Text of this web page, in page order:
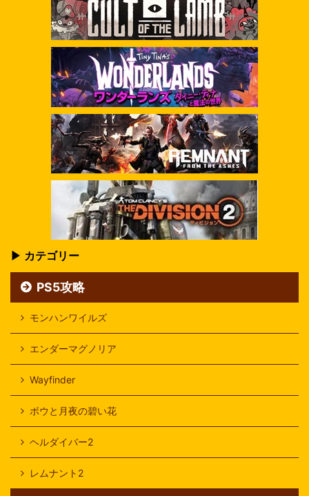
▶ カテゴリー
PS5攻略
モンハンワイルズ
エンダーマグノリア
Wayfinder
ボウと月夜の碧い花
ヘルダイバー2
レムナント2